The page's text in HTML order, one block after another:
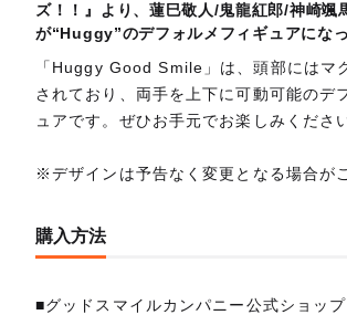
ズ！！』より、蓮巳敬人/鬼龍紅郎/神崎颯
が“Huggy”のデフォルメフィギュアになっ
「Huggy Good Smile」は、頭部にはマ
されており、両手を上下に可動可能のデ
ュアです。ぜひお手元でお楽しみくださ
※デザインは予告なく変更となる場合が
購入方法
■グッドスマイルカンパニー公式ショップ